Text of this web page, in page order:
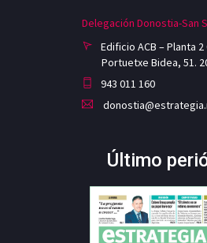
Delegación Donostia-San
Edificio ACB – Planta
Portuetxe Bidea, 51.
943 011 160
Último